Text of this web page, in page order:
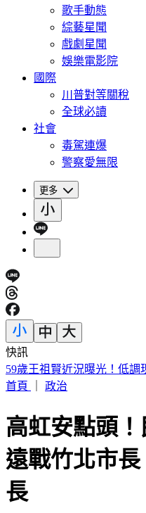
歌手動態
綜藝星聞
戲劇星聞
娛樂電影院
國際
川普對等關稅
全球必讀
社會
毒駕連爆
警察愛無限
更多
快訊
川湖處置首日仍飆12,220元
首頁
政治
高虹安點頭
遠戰竹北市
長